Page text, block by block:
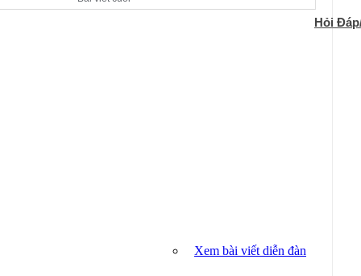
Hỏi
Xem bài viết diễn đàn